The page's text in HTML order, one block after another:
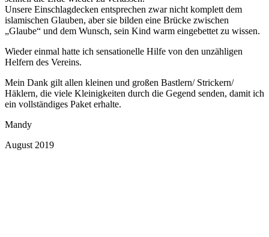
Unsere Einschlagdecken entsprechen zwar nicht komplett dem
islamischen Glauben, aber sie bilden eine Brücke zwischen
„Glaube“ und dem Wunsch, sein Kind warm eingebettet zu wissen.
Wieder einmal hatte ich sensationelle Hilfe von den unzähligen
Helfern des Vereins.
Mein Dank gilt allen kleinen und großen Bastlern/ Strickern/
Häklern, die viele Kleinigkeiten durch die Gegend senden, damit ich
ein vollständiges Paket erhalte.
Mandy
August 2019